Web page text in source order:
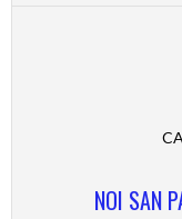
NOI SAN